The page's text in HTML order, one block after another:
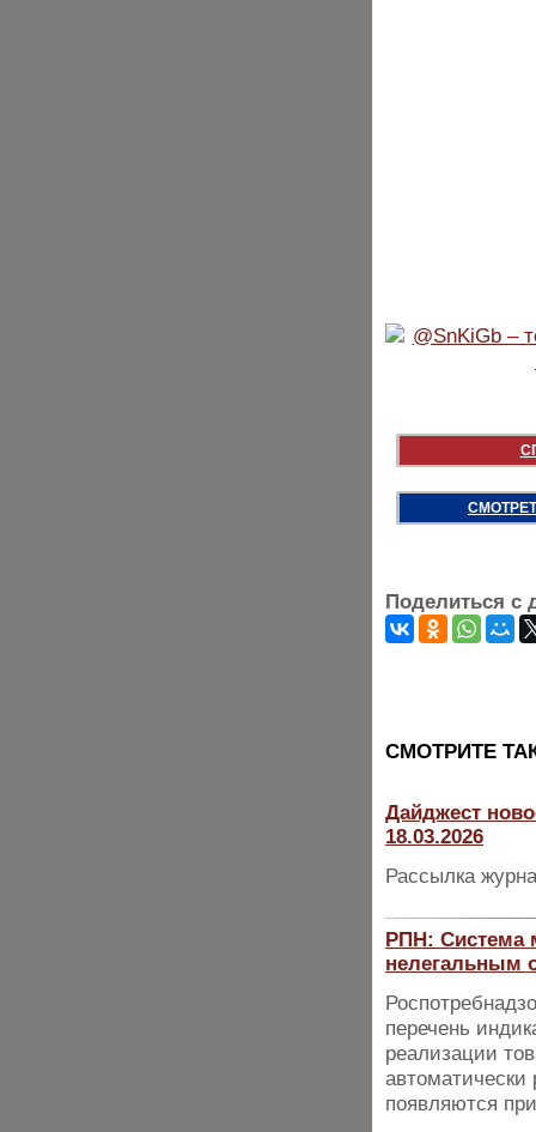
Поделиться с
CМОТРИТЕ
Дайджест
18.03.2026
Рассылка
РПН: Система
нелегальным
перечень
реализации
автоматически
появляются